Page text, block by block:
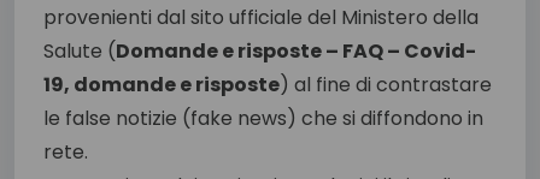
provenienti dal sito ufficiale del Ministero della
Salute (Domande e risposte – FAQ – Covid-
19, domande e risposte) al fine di contrastare
le false notizie (fake news) che si diffondono in
rete.